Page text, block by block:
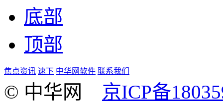
底部
顶部
焦点资讯 速下 中华网软件 联系我们
© 中华网 京ICP备